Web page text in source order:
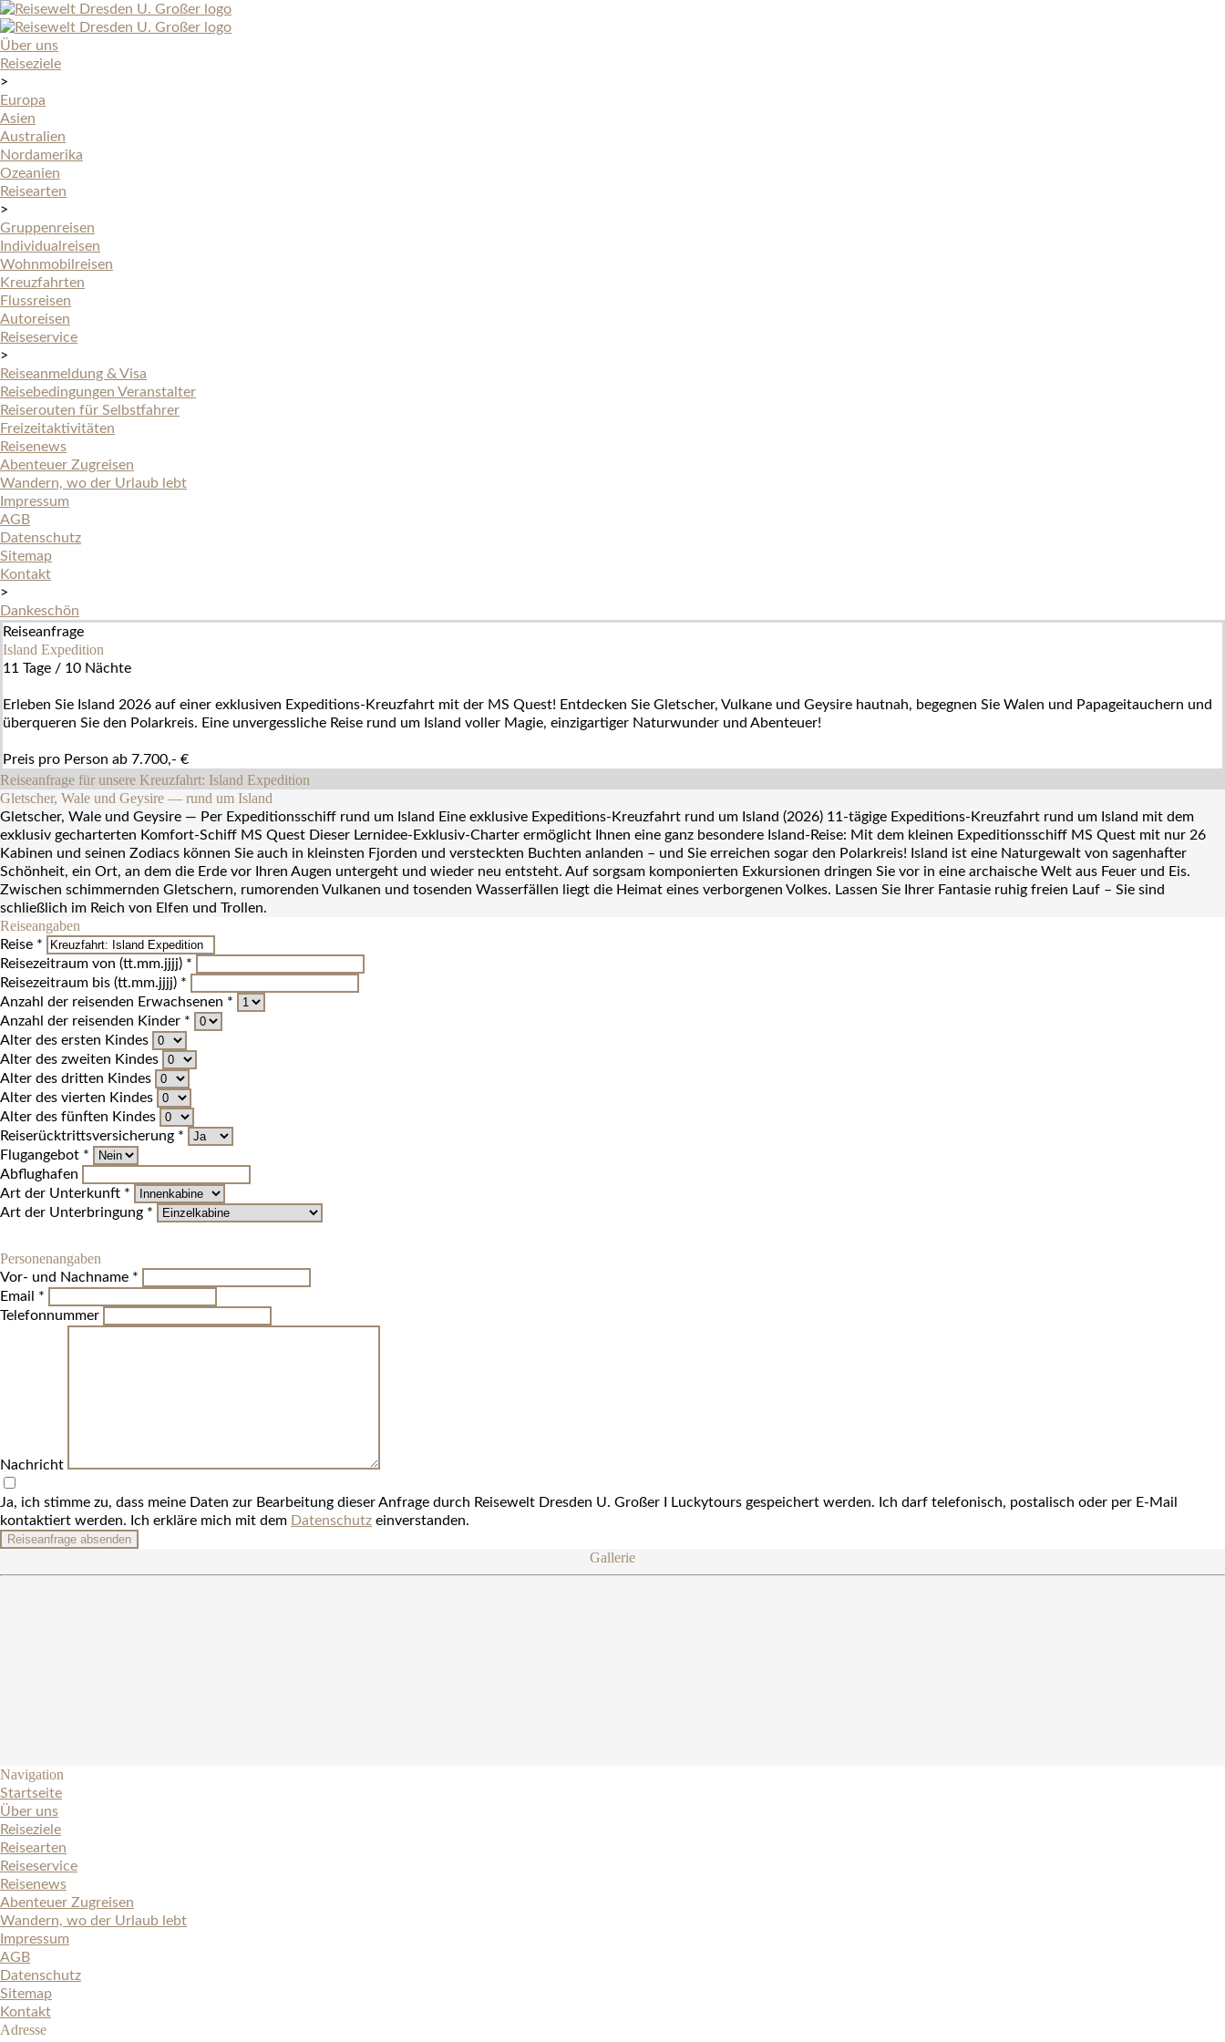
Über uns
Reiseziele
>
Europa
Asien
Australien
Nordamerika
Ozeanien
Reisearten
>
Gruppenreisen
Individualreisen
Wohnmobilreisen
Kreuzfahrten
Flussreisen
Autoreisen
Reiseservice
>
Reiseanmeldung & Visa
Reisebedingungen Veranstalter
Reiserouten für Selbstfahrer
Freizeitaktivitäten
Reisenews
Abenteuer Zugreisen
Wandern, wo der Urlaub lebt
Impressum
AGB
Datenschutz
Sitemap
Kontakt
>
Dankeschön
Reiseanfrage
Island Expedition
11 Tage / 10 Nächte
Erleben Sie Island 2026 auf einer exklusiven Expeditions-Kreuzfahrt mit der MS Quest! Entdecken Sie Gletscher, Vulkane und Geysire hautnah, begegnen Sie Walen und Papageitauchern und
überqueren Sie den Polarkreis. Eine unvergessliche Reise rund um Island voller Magie, einzigartiger Naturwunder und Abenteuer!
Preis pro Person ab 7.700,- €
Reiseanfrage für unsere Kreuzfahrt: Island Expedition
Gletscher, Wale und Geysire — rund um Island
Gletscher, Wale und Geysire — Per Expeditionsschiff rund um Island Eine exklusive Expeditions-Kreuzfahrt rund um Island (2026) 11-tägige Expeditions-Kreuzfahrt rund um Island mit dem
exklusiv gecharterten Komfort-Schiff MS Quest Dieser Lernidee-Exklusiv-Charter ermöglicht Ihnen eine ganz besondere Island-Reise: Mit dem kleinen Expeditionsschiff MS Quest mit nur 26
Kabinen und seinen Zodiacs können Sie auch in kleinsten Fjorden und versteckten Buchten anlanden – und Sie erreichen sogar den Polarkreis! Island ist eine Naturgewalt von sagenhafter
Schönheit, ein Ort, an dem die Erde vor Ihren Augen untergeht und wieder neu entsteht. Auf sorgsam komponierten Exkursionen dringen Sie vor in eine archaische Welt aus Feuer und Eis.
Zwischen schimmernden Gletschern, rumorenden Vulkanen und tosenden Wasserfällen liegt die Heimat eines verborgenen Volkes. Lassen Sie Ihrer Fantasie ruhig freien Lauf – Sie sind
schließlich im Reich von Elfen und Trollen.
Reiseangaben
Reise *
Reisezeitraum von (tt.mm.jjjj) *
Reisezeitraum bis (tt.mm.jjjj) *
Anzahl der reisenden Erwachsenen *
Anzahl der reisenden Kinder *
Alter des ersten Kindes
Alter des zweiten Kindes
Alter des dritten Kindes
Alter des vierten Kindes
Alter des fünften Kindes
Reiserücktrittsversicherung *
Flugangebot *
Abflughafen
Art der Unterkunft *
Art der Unterbringung *
Personenangaben
Vor- und Nachname *
Email *
Telefonnummer
Nachricht
Ja, ich stimme zu, dass meine Daten zur Bearbeitung dieser Anfrage durch Reisewelt Dresden U. Großer I Luckytours gespeichert werden. Ich darf telefonisch, postalisch oder per E-Mail
kontaktiert werden. Ich erkläre mich mit dem Datenschutz einverstanden.
Reiseanfrage absenden
Gallerie
Navigation
Startseite
Über uns
Reiseziele
Reisearten
Reiseservice
Reisenews
Abenteuer Zugreisen
Wandern, wo der Urlaub lebt
Impressum
AGB
Datenschutz
Sitemap
Kontakt
Adresse